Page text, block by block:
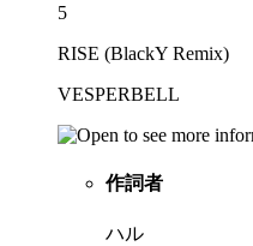
5
RISE (BlackY Remix)
VESPERBELL
作詞者
ハル